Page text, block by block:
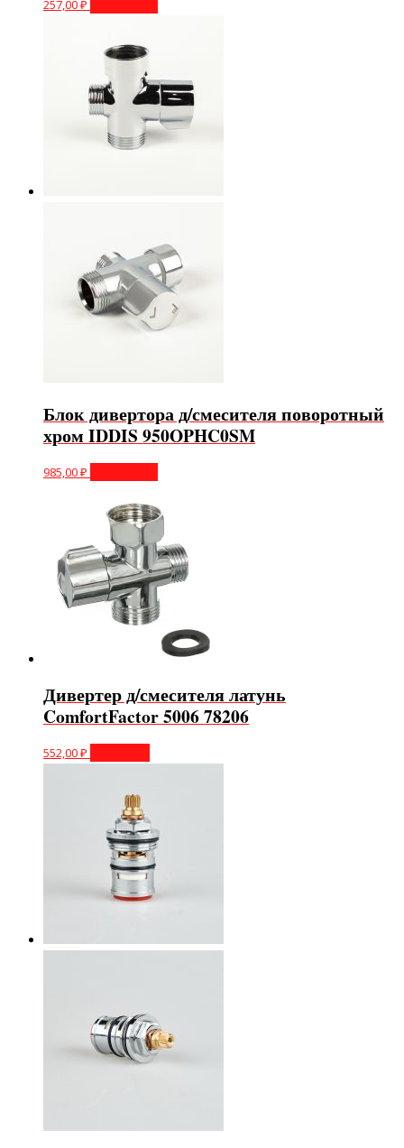
257,00₽
Блок дивертора д/смесителя поворотный
хром IDDIS 950OPHC0SM
985,00₽
Дивертер д/смесителя латунь
ComfortFactor 5006 78206
552,00₽